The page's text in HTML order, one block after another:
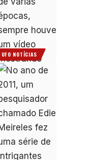
UFO NOTÍCIAS